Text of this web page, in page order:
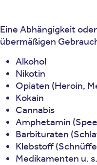
Eine Abhängigkeit
übermäßigen
Alkohol
Nikotin
Opiaten (Heroin,
Kokain
Cannabis
Amphetamin
Barbituraten
Klebstoff
Medikamenten u.